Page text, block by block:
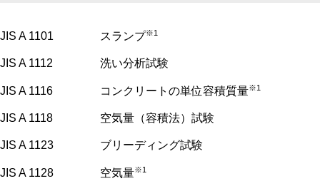
JIS A 1101 スランプ※1
JIS A 1112 洗い分析試験
JIS A 1116 コンクリートの単位容積質量※1
JIS A 1118 空気量（容積法）試験
JIS A 1123 ブリーディング試験
JIS A 1128 空気量※1